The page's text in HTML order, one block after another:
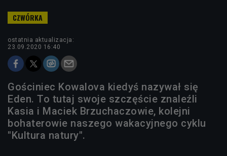
ostatnia aktualizacja:
23.09.2020 16:40
Gościniec Kowalova kiedyś nazywał się
Eden. To tutaj swoje szczęście znaleźli
Kasia i Maciek Brzuchaczowie, kolejni
bohaterowie naszego wakacyjnego cyklu
"Kultura natury".